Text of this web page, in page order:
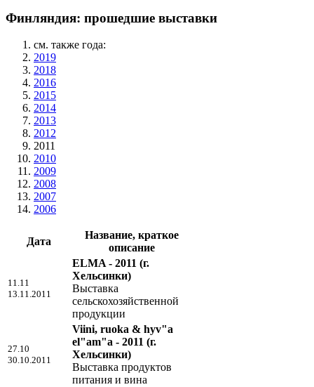
Финляндия: прошедшие выставки
см. также года:
2019
2018
2016
2015
2014
2013
2012
2011
2010
2009
2008
2007
2006
Дата
Название, краткое
описание
11.11
13.11.2011
ELMA - 2011 (г.
Хельсинки)
Выставка
сельскохозяйственной
продукции
27.10
30.10.2011
Viini, ruoka & hyv"a
el"am"a - 2011 (г.
Хельсинки)
Выставка продуктов
питания и вина